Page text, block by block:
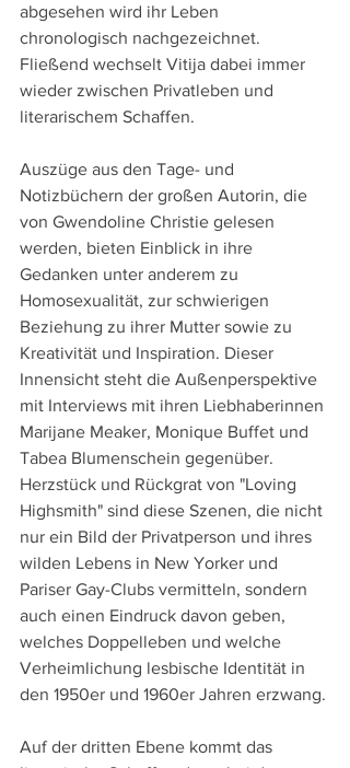
abgesehen wird ihr Leben
chronologisch nachgezeichnet.
Fließend wechselt Vitija dabei immer
wieder zwischen Privatleben und
literarischem Schaffen.
Auszüge aus den Tage- und
Notizbüchern der großen Autorin, die
von Gwendoline Christie gelesen
werden, bieten Einblick in ihre
Gedanken unter anderem zu
Homosexualität, zur schwierigen
Beziehung zu ihrer Mutter sowie zu
Kreativität und Inspiration. Dieser
Innensicht steht die Außenperspektive
mit Interviews mit ihren Liebhaberinnen
Marijane Meaker, Monique Buffet und
Tabea Blumenschein gegenüber.
Herzstück und Rückgrat von "Loving
Highsmith" sind diese Szenen, die nicht
nur ein Bild der Privatperson und ihres
wilden Lebens in New Yorker und
Pariser Gay-Clubs vermitteln, sondern
auch einen Eindruck davon geben,
welches Doppelleben und welche
Verheimlichung lesbische Identität in
den 1950er und 1960er Jahren erzwang.
Auf der dritten Ebene kommt das